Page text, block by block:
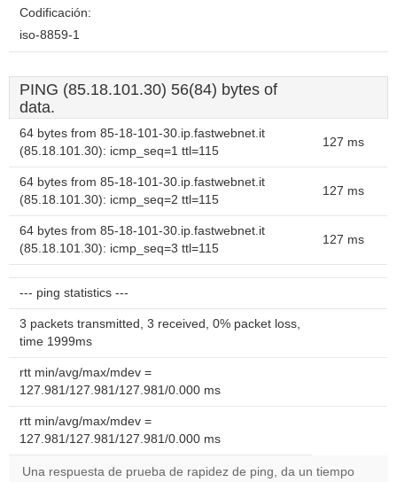
Codificación:
iso-8859-1
PING (85.18.101.30) 56(84) bytes of
data.
64 bytes from 85-18-101-30.ip.fastwebnet.it
(85.18.101.30): icmp_seq=1 ttl=115
127 ms
64 bytes from 85-18-101-30.ip.fastwebnet.it
(85.18.101.30): icmp_seq=2 ttl=115
127 ms
64 bytes from 85-18-101-30.ip.fastwebnet.it
(85.18.101.30): icmp_seq=3 ttl=115
127 ms
--- ping statistics ---
3 packets transmitted, 3 received, 0% packet loss,
time 1999ms
rtt min/avg/max/mdev =
127.981/127.981/127.981/0.000 ms
rtt min/avg/max/mdev =
127.981/127.981/127.981/0.000 ms
Una respuesta de prueba de rapidez de ping, da un tiempo